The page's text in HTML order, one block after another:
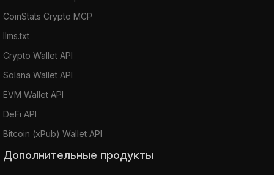
CoinStats Crypto MCP
llms.txt
Crypto Wallet API
Solana Wallet API
EVM Wallet API
DeFi API
Bitcoin (xPub) Wallet API
Дополнительные продукты